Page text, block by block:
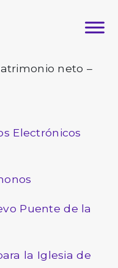
neto –
Electrónicos
Puente de la
la Iglesia de